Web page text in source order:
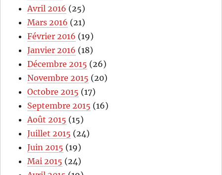
Avril 2016 (25)
Mars 2016 (21)
Février 2016 (19)
Janvier 2016 (18)
Décembre 2015 (26)
Novembre 2015 (20)
Octobre 2015 (17)
Septembre 2015 (16)
Août 2015 (15)
Juillet 2015 (24)
Juin 2015 (19)
Mai 2015 (24)